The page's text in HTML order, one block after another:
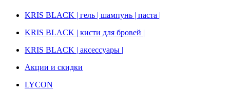
KRIS BLACK | гель | шампунь | паста |
KRIS BLACK | кисти для бровей |
KRIS BLACK | аксессуары |
Акции и скидки
LYCON